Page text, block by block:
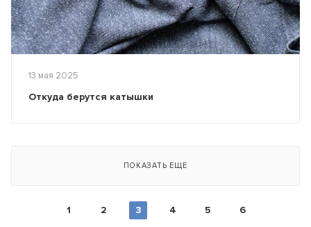
13 мая 2025
Откуда берутся катышки
ПОКАЗАТЬ ЕЩЕ
1 2 3 4 5 6